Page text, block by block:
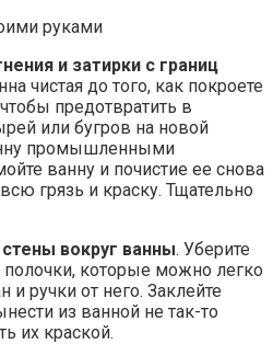
и затирки с границ
чистая до того, как покроете
предотвратить в
или бугров на новой
промышленными
ванну и почистие ее снова
грязь и краску. Тщательно
вокруг ванны. Уберите
которые можно легко
и ручки от него. Заклейте
из ванной не так-то
их краской.